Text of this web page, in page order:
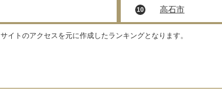
10 高石市
トのアクセスを元に作成したランキングとなります。